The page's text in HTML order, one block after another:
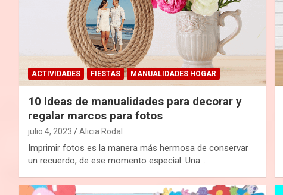
ACTIVIDADES FIESTAS MANUALIDADES HOGAR
10 Ideas de manualidades para decorar y
regalar marcos para fotos
julio 4, 2023 Alicia Rodal
Imprimir fotos es la manera más hermosa de conservar
un recuerdo, de ese momento especial. Una…